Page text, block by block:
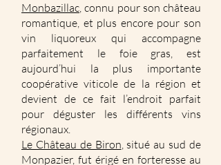
Monbazillac, connu pour son château
romantique, et plus encore pour son
vin liquoreux qui accompagne
parfaitement le foie gras, est
aujourd’hui la plus importante
coopérative viticole de la région et
devient de ce fait l’endroit parfait
pour déguster les différents vins
régionaux.
Le Château de Biron, situé au sud de
Monpazier, fut érigé en forteresse au